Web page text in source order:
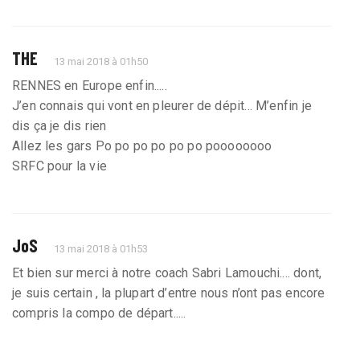
THE 13 mai 2018 à 01h50
RENNES en Europe enfin.....
J’en connais qui vont en pleurer de dépit... M’enfin je
dis ça je dis rien
Allez les gars Po po po po po po poooooooo
SRFC pour la vie
JoS 13 mai 2018 à 01h53
Et bien sur merci à notre coach Sabri Lamouchi.... dont,
je suis certain , la plupart d’entre nous n’ont pas encore
compris la compo de départ.....